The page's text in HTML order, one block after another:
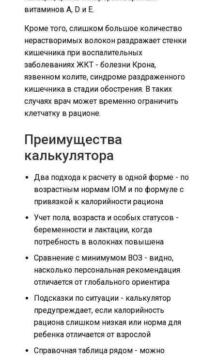
витаминов A, D и E.
Кроме того, слишком большое количество
нерастворимых волокон раздражает стенки
кишечника при воспалительных
заболеваниях ЖКТ - болезни Крона,
язвенном колите, синдроме раздраженного
кишечника в стадии обострения. В таких
случаях врач может временно ограничить
клетчатку в рационе.
Преимущества
калькулятора
Два подхода к расчету в одной форме - по
возрастным нормам IOM и по формуле с
привязкой к калорийности рациона
Учет пола, возраста и особых статусов -
беременности и лактации, когда
потребность в волокнах повышена
Сравнение с минимумом ВОЗ - видно,
насколько персональная рекомендация
отличается от глобального ориентира
Подсказки по ситуации - калькулятор
предупреждает, если калорийность
рациона слишком низкая или норма для
ребенка отличается от взрослой
Справочная таблица рядом - можно